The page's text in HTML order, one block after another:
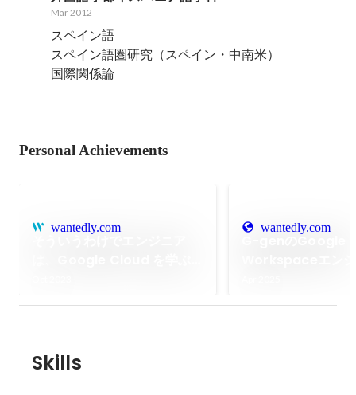
Mar 2012
スペイン語
スペイン語圏研究（スペイン・中南米）
国際関係論
Personal Achievements
wantedly.com wantedly.com
Skills